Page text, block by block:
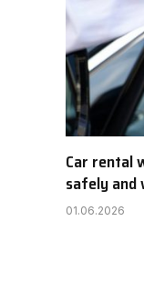
Car rental
safely
01.06.2026